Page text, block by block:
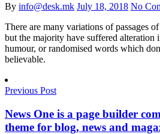
By info@desk.mk July 18, 2018 No
There are many variations of passages
but the majority have suffered alteration
humour, or randomised words which
believable.
Previous Post
News One is a page builder
theme for blog, news and